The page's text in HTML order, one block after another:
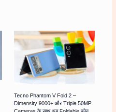
Tecno Phantom V Fold 2 –
Dimensity 9000+ और Triple 50MP